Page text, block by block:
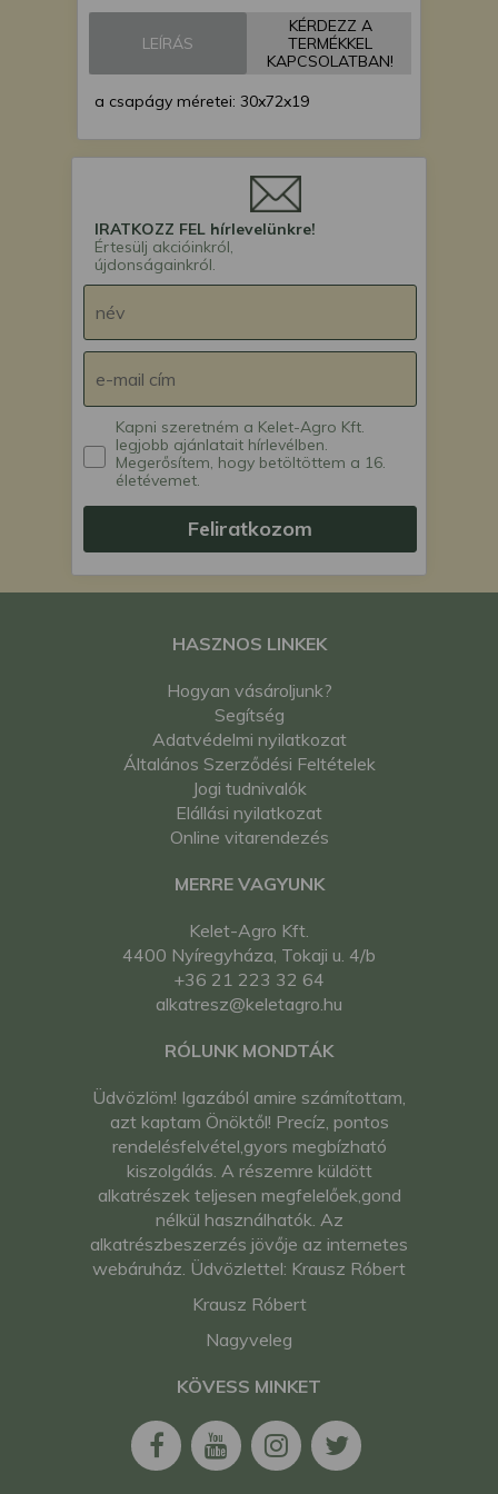
Monosem MS
vetőgép
LEÍRÁS
KÉRDEZZ A
TERMÉKKEL
KAPCSOLATBAN!
a csapágy méretei: 30x72x19
IRATKOZZ FEL hírlevelünkre!
Értesülj akcióinkról,
újdonságainkról.
Kapni szeretném a Kelet-Agro Kft.
legjobb ajánlatait hírlevélben.
Megerősítem, hogy betöltöttem a 16.
életévemet.
Feliratkozom
HASZNOS LINKEK
Hogyan vásároljunk?
Segítség
Adatvédelmi nyilatkozat
Általános Szerződési Feltételek
Jogi tudnivalók
Elállási nyilatkozat
Online vitarendezés
MERRE VAGYUNK
Kelet-Agro Kft.
4400 Nyíregyháza, Tokaji u. 4/b
+36 21 223 32 64
alkatresz@keletagro.hu
RÓLUNK MONDTÁK
Üdvözlöm! Igazából amire számítottam,
azt kaptam Önöktől! Precíz, pontos
rendelésfelvétel,gyors megbízható
kiszolgálás. A részemre küldött
alkatrészek teljesen megfelelőek,gond
nélkül használhatók. Az
alkatrészbeszerzés jövője az internetes
webáruház. Üdvözlettel: Krausz Róbert
Krausz Róbert
Nagyveleg
KÖVESS MINKET